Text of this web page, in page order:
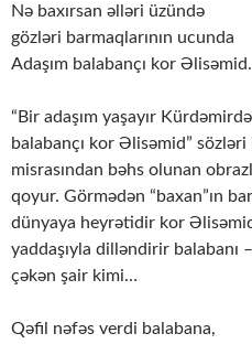
Nə baxırsan əlləri üzündə
gözləri barmaqlarının ucunda
Adaşım balabançı kor Əlisəmid.
“Bir adaşım yaşayır
balabançı kor Əlisəmid”
misrasından bəhs olunan
qoyur. Görmədən “baxan”ın
dünyaya heyrətidir kor
yaddaşıyla dilləndirir balabanı
çəkən şair kimi…
Qəfil nəfəs verdi balabana,